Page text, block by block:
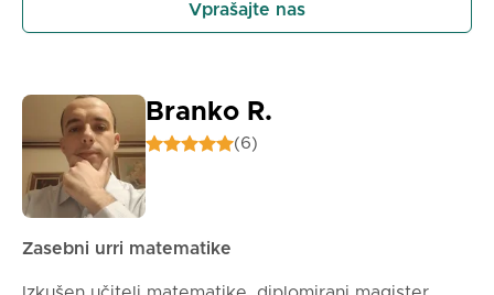
Vprašajte nas
Branko R.
(6)
Zasebni urri matematike